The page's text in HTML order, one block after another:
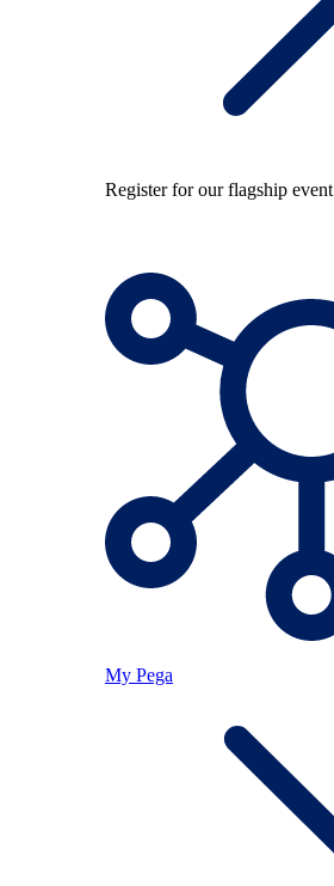
Register for our flagship event
My Pega